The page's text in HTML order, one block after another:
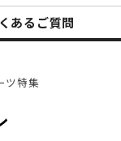
あるご質問
ツ特集